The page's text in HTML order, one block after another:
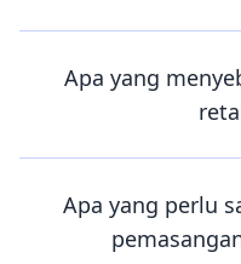
Apa yang
Apa yang perlu